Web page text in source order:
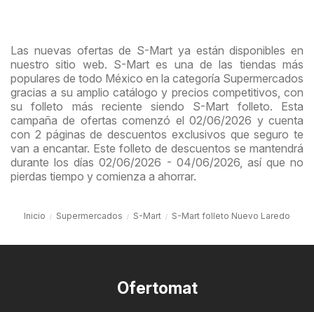
Las nuevas ofertas de S-Mart ya están disponibles en
nuestro sitio web. S-Mart es una de las tiendas más
populares de todo México en la categoría Supermercados
gracias a su amplio catálogo y precios competitivos, con
su folleto más reciente siendo S-Mart folleto. Esta
campaña de ofertas comenzó el 02/06/2026 y cuenta
con 2 páginas de descuentos exclusivos que seguro te
van a encantar. Este folleto de descuentos se mantendrá
durante los días 02/06/2026 - 04/06/2026, así que no
pierdas tiempo y comienza a ahorrar.
Inicio Supermercados S-Mart S-Mart folleto Nuevo Laredo
Ofertomat